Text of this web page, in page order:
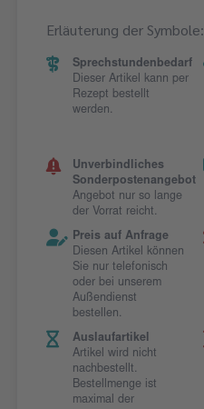
Erläuterung der Symbole:
Sprechstundenbedarf
Dieser Artikel kann per
Rezept bestellt
werden.
Unverbindliches
Sonderpostenangebot
Angebot nur so lange
der Vorrat reicht.
Preis auf Anfrage
Diesen Artikel können
Sie nur telefonisch
oder bei unserem
Außendienst
bestellen.
Auslaufartikel
Artikel wird nicht
nachbestellt.
Bestellmenge ist
maximal der